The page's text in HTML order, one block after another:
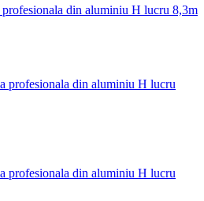
din aluminiu H lucru 8,3m
profesionala din aluminiu H lucru
profesionala din aluminiu H lucru